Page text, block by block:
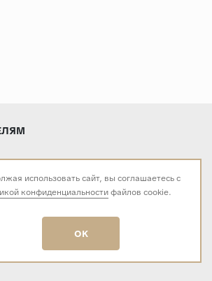
и дизайнерам
использовать сайт, вы соглашаетесь с
конфиденциальностифайлов cookie.
OK